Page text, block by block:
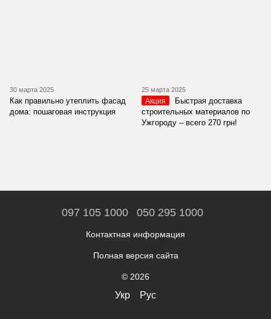
30 марта 2025
Как правильно утеплить фасад
дома: пошаговая инструкция
25 марта 2025
Акция
Быстрая доставка
строительных материалов по
Ужгороду – всего 270 грн!
097 105 1000 050 295 1000
Контактная информация
Полная версия сайта
© 2026
Укр Рус